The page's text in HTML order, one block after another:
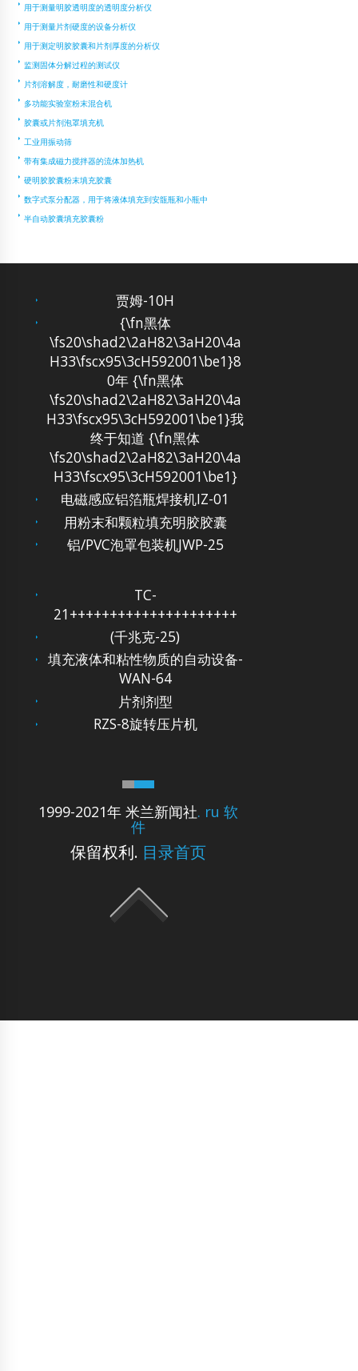
用于测量明胶透明度的透明度分析仪
用于测量片剂硬度的设备分析仪
用于测定明胶胶囊和片剂厚度的分析仪
监测固体分解过程的测试仪
片剂溶解度，耐磨性和硬度计
多功能实验室粉末混合机
胶囊或片剂泡罩填充机
工业用振动筛
带有集成磁力搅拌器的流体加热机
硬明胶胶囊粉末填充胶囊
数字式泵分配器，用于将液体填充到安瓿瓶和小瓶中
半自动胶囊填充胶囊粉
贾姆-10H
{\fn黑体
\fs20\shad2\2aH82\3aH20\4a
H33\fscx95\3cH592001\be1}8
0年 {\fn黑体
\fs20\shad2\2aH82\3aH20\4a
H33\fscx95\3cH592001\be1}我
终于知道 {\fn黑体
\fs20\shad2\2aH82\3aH20\4a
H33\fscx95\3cH592001\be1}
电磁感应铝箔瓶焊接机IZ-01
用粉末和颗粒填充明胶胶囊
铝/PVC泡罩包装机JWP-25
1999-2021年 米兰新闻社. ru 软
件
保留权利. 目录首页
TC-
21+++++++++++++++++++++
(千兆克-25)
填充液体和粘性物质的自动设备-
WAN-64
片剂剂型
RZS-8旋转压片机